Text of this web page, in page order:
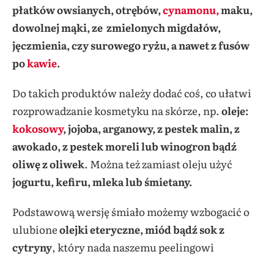
płatków owsianych, otrębów,cynamonu,maku,
dowolnej mąki, ze zmielonych migdałów,
jęczmienia, czy surowego ryżu, a nawet z fusów
pokawie.
Do takich produktów należy dodać coś, co ułatwi
rozprowadzanie kosmetyku na skórze, np. oleje:
kokosowy, jojoba, arganowy, z pestek malin, z
awokado, z pestek moreli lub winogron bądź
oliwę z oliwek. Można też zamiast oleju użyć
jogurtu, kefiru, mleka lub śmietany.
Podstawową wersję śmiało możemy wzbogacić o
ulubioneolejki eteryczne, miód bądź sok z
cytryny, który nada naszemu peelingowi